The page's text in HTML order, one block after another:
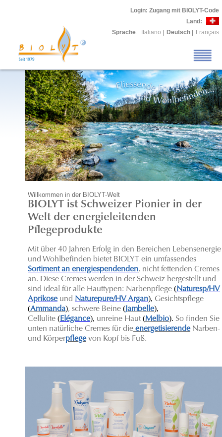
Login: Zugang mit BIOLYT-Code
Land:
Sprache: Italiano Deutsch Français
Willkommen in der BIOLYT-Welt
BIOLYT ist Schweizer Pionier in der
Welt der energieleitenden
Pflegeprodukte
Mit über 40 Jahren Erfolg in den Bereichen Lebensenergie
und Wohlbefinden bietet BIOLYT ein umfassendes
Sortiment an energiespendenden, nicht fettenden Cremes
an. Diese Cremes werden in der Schweiz hergestellt und
sind ideal für alle Hauttypen: Narbenpflege (Naturesp/HV
Aprikose und Naturepure/HV Argan), Gesichtspflege
(Ammanda), schwere Beine (Jambelle),
Cellulite (Elégance), unreine Haut (Melbio). So finden Sie
unten natürliche Cremes für die energetisierendeNarben-
und Körperpflegevon Kopf bis Fuß.